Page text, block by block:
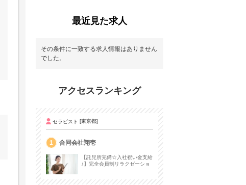
最近見た求人
その条件に一致する求人情報はありません
でした。
アクセスランキング
セラピスト [東京都]
1 合同会社翔壱
【託児所完備☆入社祝い金支給
♪】完全会員制リラクゼーショ